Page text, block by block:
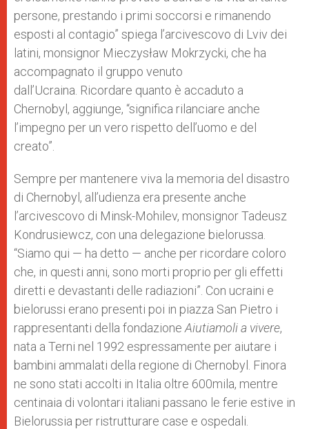
persone, prestando i primi soccorsi e rimanendo
esposti al contagio” spiega l’arcivescovo di Lviv dei
latini, monsignor Mieczysław Mokrzycki, che ha
accompagnato il gruppo venuto
dall’Ucraina. Ricordare quanto è accaduto a
Chernobyl, aggiunge, “significa rilanciare anche
l’impegno per un vero rispetto dell’uomo e del
creato”.
Sempre per mantenere viva la memoria del disastro
di Chernobyl, all’udienza era presente anche
l’arcivescovo di Minsk-Mohilev, monsignor Tadeusz
Kondrusiewcz, con una delegazione bielorussa.
“Siamo qui — ha detto — anche per ricordare coloro
che, in questi anni, sono morti proprio per gli effetti
diretti e devastanti delle radiazioni”. Con ucraini e
bielorussi erano presenti poi in piazza San Pietro i
rappresentanti della fondazione Aiutiamoli a vivere,
nata a Terni nel 1992 espressamente per aiutare i
bambini ammalati della regione di Chernobyl. Finora
ne sono stati accolti in Italia oltre 600mila, mentre
centinaia di volontari italiani passano le ferie estive in
Bielorussia per ristrutturare case e ospedali.